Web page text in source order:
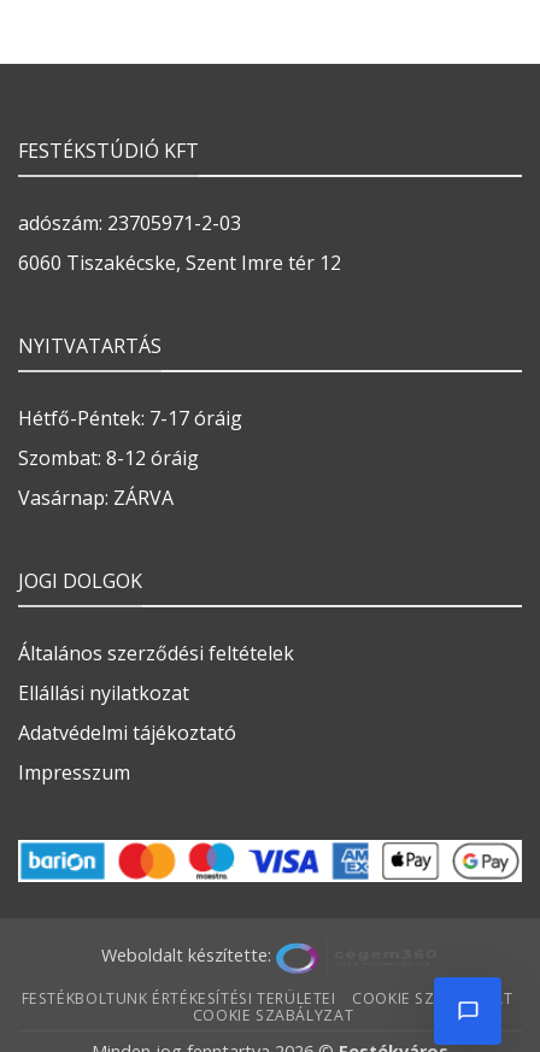
FESTÉKSTÚDIÓ KFT
adószám: 23705971-2-03
6060 Tiszakécske, Szent Imre tér 12
NYITVATARTÁS
Hétfő-Péntek: 7-17 óráig
Szombat: 8-12 óráig
Vasárnap: ZÁRVA
JOGI DOLGOK
Általános szerződési feltételek
Ellállási nyilatkozat
Adatvédelmi tájékoztató
Impresszum
Weboldalt készítette:
FESTÉKBOLTUNK ÉRTÉKESÍTÉSI TERÜLETEI
COOKIE SZABÁLYZAT
COOKIE SZABÁLYZAT